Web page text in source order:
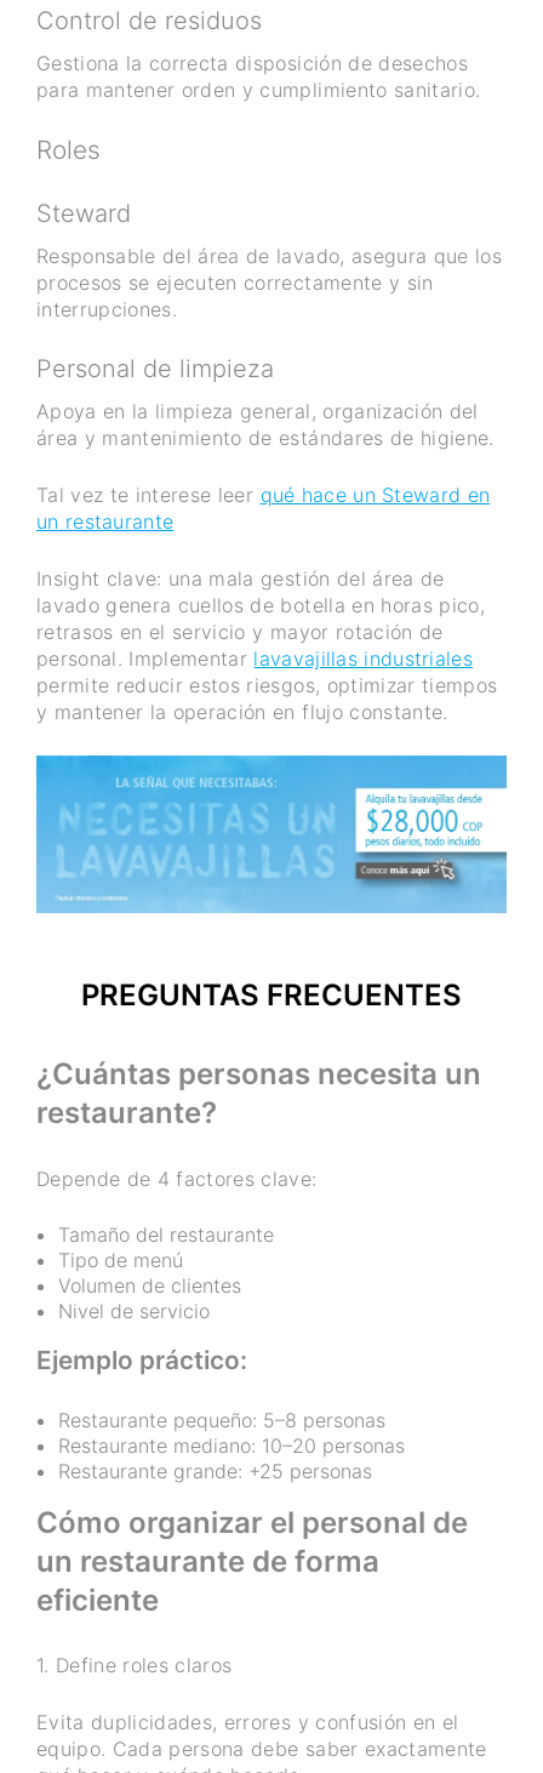
Control de residuos
Gestiona la correcta disposición de desechos
para mantener orden y cumplimiento sanitario.
Roles
Steward
Responsable del área de lavado, asegura que los
procesos se ejecuten correctamente y sin
interrupciones.
Personal de limpieza
Apoya en la limpieza general, organización del
área y mantenimiento de estándares de higiene.
Tal vez te interese leer qué hace un Steward en
un restaurante
Insight clave: una mala gestión del área de
lavado genera cuellos de botella en horas pico,
retrasos en el servicio y mayor rotación de
personal. Implementar lavavajillas industriales
permite reducir estos riesgos, optimizar tiempos
y mantener la operación en flujo constante.
PREGUNTAS FRECUENTES
¿Cuántas personas necesita un
restaurante?
Depende de 4 factores clave:
Tamaño del restaurante
Tipo de menú
Volumen de clientes
Nivel de servicio
Ejemplo práctico:
Restaurante pequeño: 5–8 personas
Restaurante mediano: 10–20 personas
Restaurante grande: +25 personas
Cómo organizar el personal de
un restaurante de forma
eficiente
1. Define roles claros
Evita duplicidades, errores y confusión en el
equipo. Cada persona debe saber exactamente